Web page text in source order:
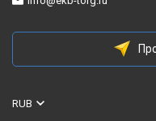
RUB